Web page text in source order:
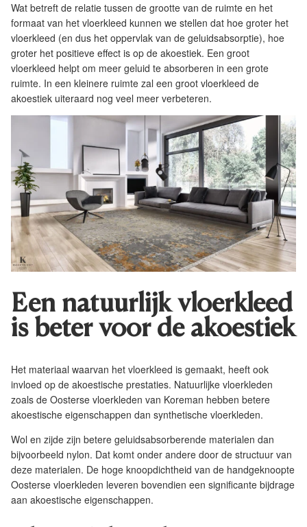
Wat betreft de relatie tussen de grootte van de ruimte en het
formaat van het vloerkleed kunnen we stellen dat hoe groter het
vloerkleed (en dus het oppervlak van de geluidsabsorptie), hoe
groter het positieve effect is op de akoestiek. Een groot
vloerkleed helpt om meer geluid te absorberen in een grote
ruimte. In een kleinere ruimte zal een groot vloerkleed de
akoestiek uiteraard nog veel meer verbeteren.
Een natuurlijk vloerkleed
is beter voor de akoestiek
Het materiaal waarvan het vloerkleed is gemaakt, heeft ook
invloed op de akoestische prestaties. Natuurlijke vloerkleden
zoals de Oosterse vloerkleden van Koreman hebben betere
akoestische eigenschappen dan synthetische vloerkleden.
Wol en zijde zijn betere geluidsabsorberende materialen dan
bijvoorbeeld nylon. Dat komt onder andere door de structuur van
deze materialen. De hoge knoopdichtheid van de handgeknoopte
Oosterse vloerkleden leveren bovendien een significante bijdrage
aan akoestische eigenschappen.